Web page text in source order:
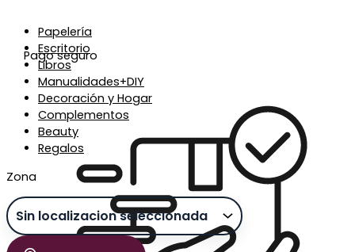
Papelería
Escritorio
Libros
Manualidades+DIY
Decoración y Hogar
Complementos
Beauty
Regalos
Zona
Pago seguro